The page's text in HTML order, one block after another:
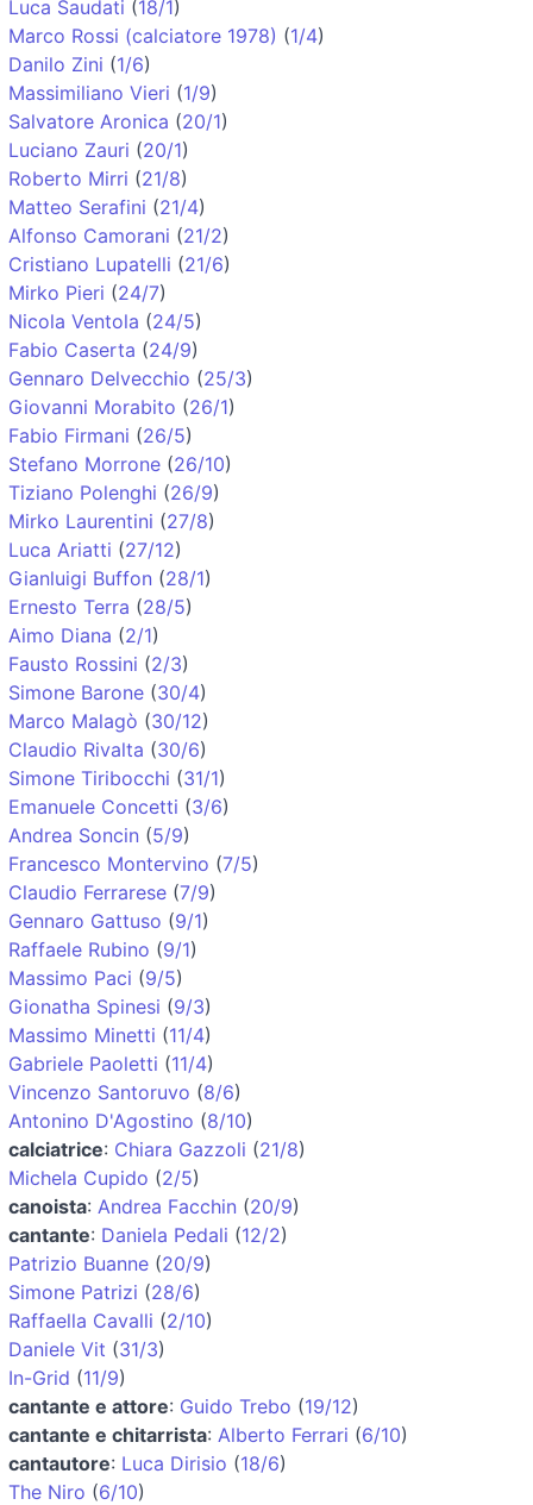
Luca Saudati (18/1)
Marco Rossi (calciatore 1978) (1/4)
Danilo Zini (1/6)
Massimiliano Vieri (1/9)
Salvatore Aronica (20/1)
Luciano Zauri (20/1)
Roberto Mirri (21/8)
Matteo Serafini (21/4)
Alfonso Camorani (21/2)
Cristiano Lupatelli (21/6)
Mirko Pieri (24/7)
Nicola Ventola (24/5)
Fabio Caserta (24/9)
Gennaro Delvecchio (25/3)
Giovanni Morabito (26/1)
Fabio Firmani (26/5)
Stefano Morrone (26/10)
Tiziano Polenghi (26/9)
Mirko Laurentini (27/8)
Luca Ariatti (27/12)
Gianluigi Buffon (28/1)
Ernesto Terra (28/5)
Aimo Diana (2/1)
Fausto Rossini (2/3)
Simone Barone (30/4)
Marco Malagò (30/12)
Claudio Rivalta (30/6)
Simone Tiribocchi (31/1)
Emanuele Concetti (3/6)
Andrea Soncin (5/9)
Francesco Montervino (7/5)
Claudio Ferrarese (7/9)
Gennaro Gattuso (9/1)
Raffaele Rubino (9/1)
Massimo Paci (9/5)
Gionatha Spinesi (9/3)
Massimo Minetti (11/4)
Gabriele Paoletti (11/4)
Vincenzo Santoruvo (8/6)
Antonino D'Agostino (8/10)
calciatrice: Chiara Gazzoli (21/8)
Michela Cupido (2/5)
canoista: Andrea Facchin (20/9)
cantante: Daniela Pedali (12/2)
Patrizio Buanne (20/9)
Simone Patrizi (28/6)
Raffaella Cavalli (2/10)
Daniele Vit (31/3)
In-Grid (11/9)
cantante e attore: Guido Trebo (19/12)
cantante e chitarrista: Alberto Ferrari (6/10)
cantautore: Luca Dirisio (18/6)
The Niro (6/10)